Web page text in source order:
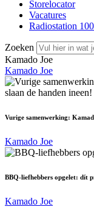
Storelocator
Vacatures
Radiostation
Zoeken
Kamado Joe
Kamado Joe
Vurige samenwerking:
Kamado Joe
BBQ-liefhebbers opgelet: dít
Kamado Joe